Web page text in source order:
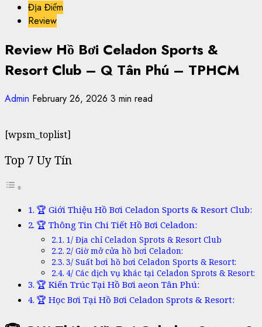
Địa Điểm
Review
Review Hồ Bơi Celadon Sports &
Resort Club – Q Tân Phú – TPHCM
Admin February 26, 2026 3 min read
[wpsm_toplist]
Top 7 Uy Tín
🏆 Giới Thiệu Hồ Bơi Celadon Sports & Resort Club:
🏆 Thông Tin Chi Tiết Hồ Bơi Celadon:
1/ Địa chỉ Celadon Sprots & Resort Club
2/ Giờ mở cửa hồ bơi Celadon:
3/ Suất bơi hồ bơi Celadon Sports & Resort:
4/ Các dịch vụ khác tại Celadon Sprots & Resort:
🏆 Kiến Trúc Tại Hồ Bơi aeon Tân Phú:
🏆 Học Bơi Tại Hồ Bơi Celadon Sprots & Resort: